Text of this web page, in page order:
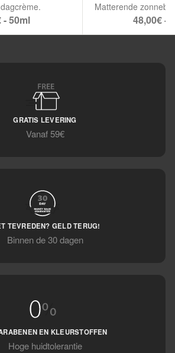
- 50ml 48,00€ -
GRATIS LEVERING
Vanaf 59€
TEVREDEN? GELD TERUG!
Binnen de 30 dagen
EN KLEURSTOFFEN
Hoge huidtolerantie